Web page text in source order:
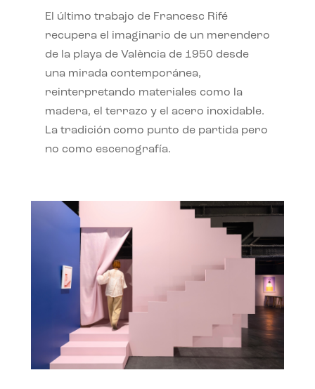
El último trabajo de Francesc Rifé
recupera el imaginario de un merendero
de la playa de València de 1950 desde
una mirada contemporánea,
reinterpretando materiales como la
madera, el terrazo y el acero inoxidable.
La tradición como punto de partida pero
no como escenografía.